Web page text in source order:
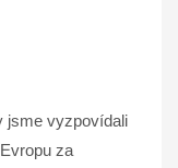
jsme vyzpovídali
za